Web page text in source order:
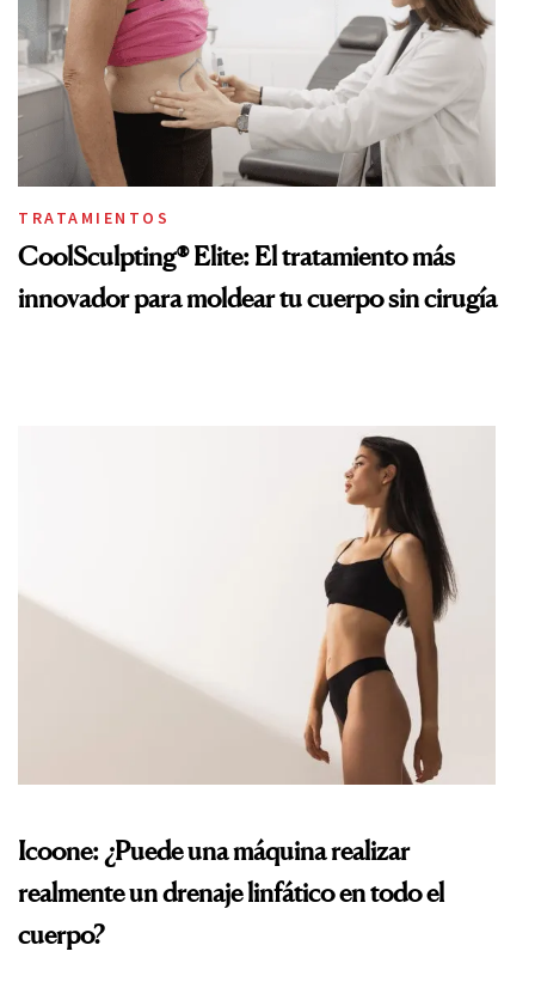
TRATAMIENTOS
CoolSculpting® Elite: El tratamiento más
innovador para moldear tu cuerpo sin cirugía
Icoone: ¿Puede una máquina realizar
realmente un drenaje linfático en todo el
cuerpo?